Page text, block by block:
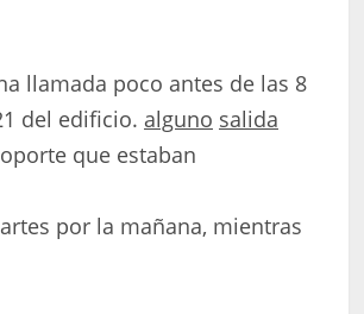
llamada poco antes de las 8
del edificio. alguno salida
que estaban
por la mañana, mientras